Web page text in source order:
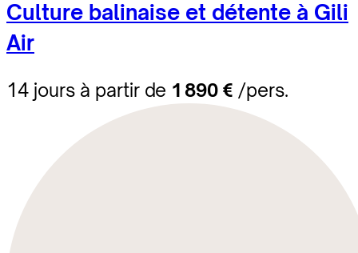
Culture balinaise et détente à Gili
Air
14 jours à partir de 1 890 € /pers.